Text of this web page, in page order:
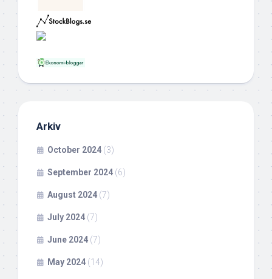
Arkiv
October 2024 (3)
September 2024 (6)
August 2024 (7)
July 2024 (7)
June 2024 (7)
May 2024 (14)